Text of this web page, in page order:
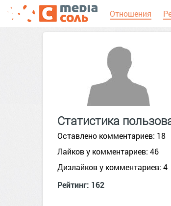
Отношения
Статистика
Оставлено комментариев: 18
Лайков у комментариев: 46
Дизлайков у комментариев: 4
Рейтинг: 162